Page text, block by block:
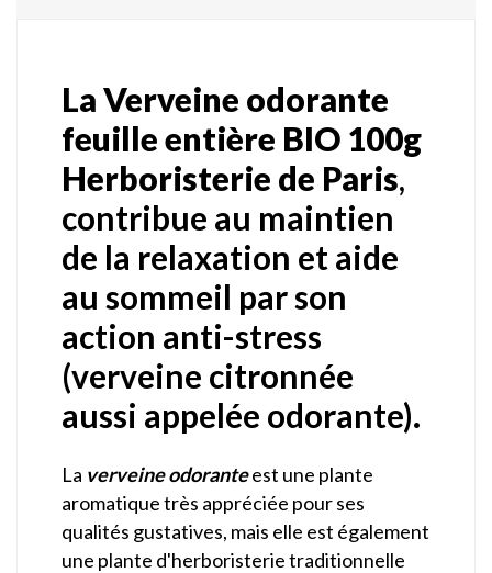
La Verveine odorante
feuille entière BIO 100g
Herboristerie de Paris,
contribue au maintien
de la relaxation et aide
au sommeil par son
action anti-stress
(verveine citronnée
aussi appelée odorante).
La verveine odoranteest une plante
aromatique très appréciée pour ses
qualités gustatives, mais elle est également
une plante d'herboristerie traditionnelle